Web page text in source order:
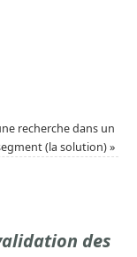
recherche dans un
(la solution)»
des